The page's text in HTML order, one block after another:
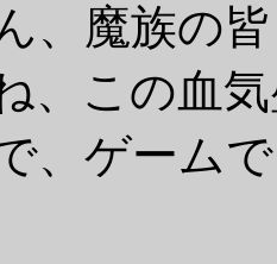
、魔族の
、この血
、ゲーム